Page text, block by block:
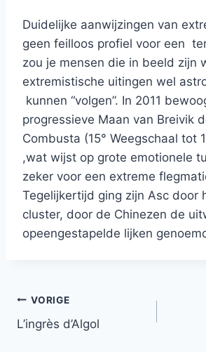
Duidelijke aanwijzingen van
geen feilloos profiel voor een
zou je mensen die in beeld zijn
extremistische uitingen wel
kunnen “volgen”. In 2011
progressieve Maan van Breivik
Combusta (15° Weegschaal tot
,wat wijst op grote emotionele
zeker voor een extreme
Tegelijkertijd ging zijn Asc door
cluster, door de Chinezen de
opeengestapelde lijken
Bericht
navigatie
VORIGE
L’ingrès d’Algol